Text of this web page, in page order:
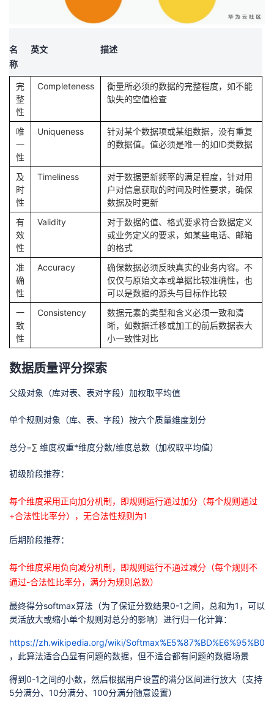
开
发
者
学
堂
程
认
的
验
我
收
藏
的
Programs
我
的
支
持
的
支
我
声
议
名
称
英文 描述
完
整
性
Completeness
衡量所必须的数据的完整程度，如不能
缺失的空值检查
唯
一
性
Uniqueness
针对某个数据项或某组数据，没有重复
的数据值。值必须是唯一的如ID类数据
及
时
性
Timeliness
对于数据更新频率的满足程度，针对用
户对信息获取的时间及时性要求，确保
数据及时更新
有
效
性
Validity
对于数据的值、格式要求符合数据定义
或业务定义的要求，如某些电话、邮箱
的格式
准
确
性
Accuracy
确保数据必须反映真实的业务内容。不
仅仅与原始文本或单据比较准确性，也
可以是数据的源头与目标作比较
一
致
性
Consistency
数据元素的类型和含义必须一致和清
晰，如数据迁移或加工的前后数据表大
小一致性对比
数据质量评分探索
父级对象（库对表、表对字段）加权取平均值
单个规则对象（库、表、字段）按六个质量维度划分
总分=∑ 维度权重*维度分数/维度总数（加权取平均值）
初级阶段推荐：
每个维度采用正向加分机制，即规则运行通过加分（每个规则通过
+合法性比率分），无合法性规则为1
后期阶段推荐：
每个维度采用负向减分机制，即规则运行不通过减分（每个规则不
通过-合法性比率分，满分为规则总数）
最终得分softmax算法（为了保证分数结果0-1之间，总和为1，可以
灵活放大或缩小单个规则对总分的影响）进行归一化计算：
https://zh.wikipedia.org/wiki/Softmax%E5%87%BD%E6%95%B0
，此算法适合凸显有问题的数据，但不适合都有问题的数据场景
得到0-1之间的小数，然后根据用户设置的满分区间进行放大（支持
5分满分、10分满分、100分满分随意设置）